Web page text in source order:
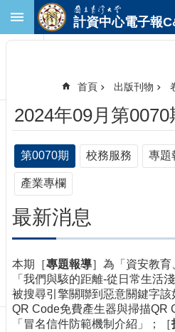
跳到主要內容區塊
首
頁
臺
大
首
頁
計
中
首
頁
聯
絡
資
訊
計資中心電子報
首頁 出版刊物
2024年09月第0070
第0070期 校務服務 專題
產業專欄
最新消息
本期［專題報導］為「資安教
「我們與駭的距離-從日常生活
被搜尋引擎關聯到惡意關鍵字
QR Code免費產生器與掃描QR
「冒名信件防範機制介紹」；［